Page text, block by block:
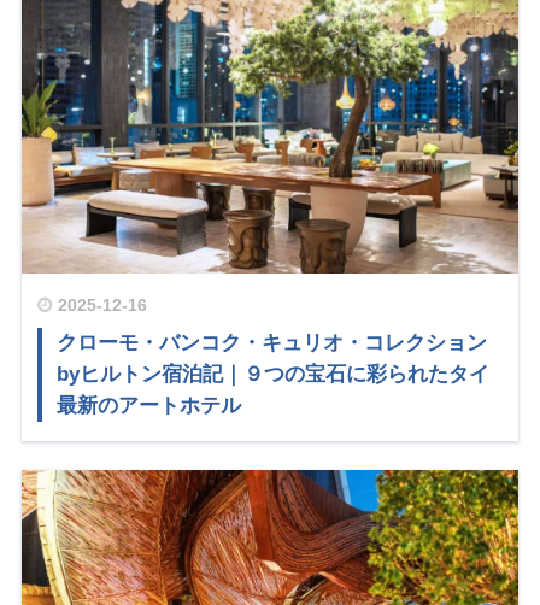
2025-12-16
クローモ・バンコク・キュリオ・コレクション
byヒルトン宿泊記｜９つの宝石に彩られたタイ
最新のアートホテル